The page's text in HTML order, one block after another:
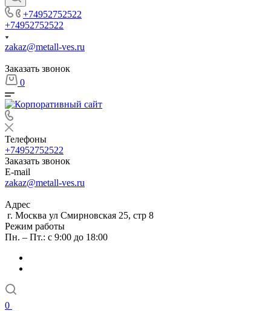
+74952752522
+74952752522
zakaz@metall-ves.ru
Заказать звонок
0
Телефоны
+74952752522
Заказать звонок
E-mail
zakaz@metall-ves.ru
Адрес
г. Москва ул Смирновская 25, стр 8
Режим работы
Пн. – Пт.: с 9:00 до 18:00
0